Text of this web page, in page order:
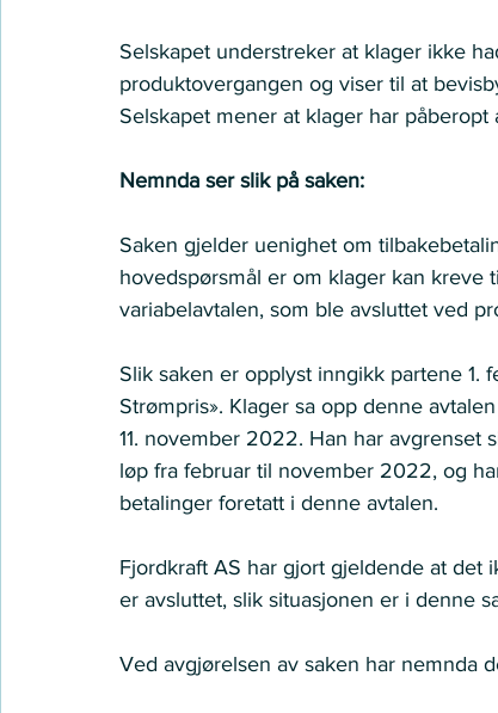
Selskapet understreker at klager ikke
produktovergangen og viser til at
Selskapet mener at klager har
Nemnda ser slik på saken:
Saken gjelder uenighet om
hovedspørsmål er om klager kan kreve
variabelavtalen, som ble avsluttet ved
Slik saken er opplyst inngikk partene 1.
Strømpris». Klager sa opp denne
11. november 2022. Han har
løp fra februar til november 2022, og
betalinger foretatt i denne avtalen.
Fjordkraft AS har gjort gjeldende at det
er avsluttet, slik situasjonen er i denne
Ved avgjørelsen av saken har nemnda